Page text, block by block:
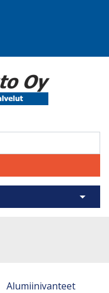
Avaa
Alumiinivanteet